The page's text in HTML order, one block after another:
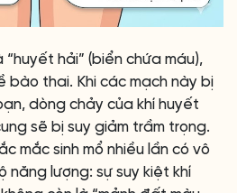
hải” (biển chứa máu),
bào thai. Khi các mạch này bị
dòng chảy của khí huyết
sẽ bị suy giảm trầm trọng.
mắc sinh mổ nhiều lần có vô
năng lượng: sự suy kiệt khí